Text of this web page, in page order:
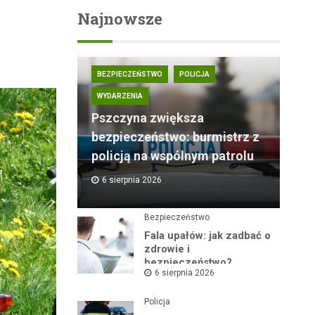
Najnowsze
BEZPIECZEŃSTWO POLICJA
WYDARZENIA
Pszczyna zwiększa
bezpieczeństwo: burmistrz z
policją na wspólnym patrolu
6 sierpnia 2026
Bezpieczeństwo
Fala upałów: jak zadbać o
zdrowie i
bezpieczeństwo?
6 sierpnia 2026
Policja